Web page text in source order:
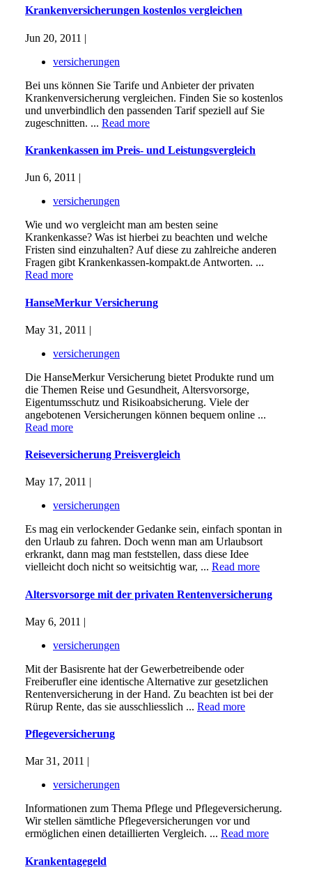
Krankenversicherungen kostenlos vergleichen
Jun 20, 2011 |
versicherungen
Bei uns können Sie Tarife und Anbieter der privaten
Krankenversicherung vergleichen. Finden Sie so kostenlos
und unverbindlich den passenden Tarif speziell auf Sie
zugeschnitten. ... Read more
Krankenkassen im Preis- und Leistungsvergleich
Jun 6, 2011 |
versicherungen
Wie und wo vergleicht man am besten seine
Krankenkasse? Was ist hierbei zu beachten und welche
Fristen sind einzuhalten? Auf diese zu zahlreiche anderen
Fragen gibt Krankenkassen-kompakt.de Antworten. ...
Read more
HanseMerkur Versicherung
May 31, 2011 |
versicherungen
Die HanseMerkur Versicherung bietet Produkte rund um
die Themen Reise und Gesundheit, Altersvorsorge,
Eigentumsschutz und Risikoabsicherung. Viele der
angebotenen Versicherungen können bequem online ...
Read more
Reiseversicherung Preisvergleich
May 17, 2011 |
versicherungen
Es mag ein verlockender Gedanke sein, einfach spontan in
den Urlaub zu fahren. Doch wenn man am Urlaubsort
erkrankt, dann mag man feststellen, dass diese Idee
vielleicht doch nicht so weitsichtig war, ... Read more
Altersvorsorge mit der privaten Rentenversicherung
May 6, 2011 |
versicherungen
Mit der Basisrente hat der Gewerbetreibende oder
Freiberufler eine identische Alternative zur gesetzlichen
Rentenversicherung in der Hand. Zu beachten ist bei der
Rürup Rente, das sie ausschliesslich ... Read more
Pflegeversicherung
Mar 31, 2011 |
versicherungen
Informationen zum Thema Pflege und Pflegeversicherung.
Wir stellen sämtliche Pflegeversicherungen vor und
ermöglichen einen detaillierten Vergleich. ... Read more
Krankentagegeld